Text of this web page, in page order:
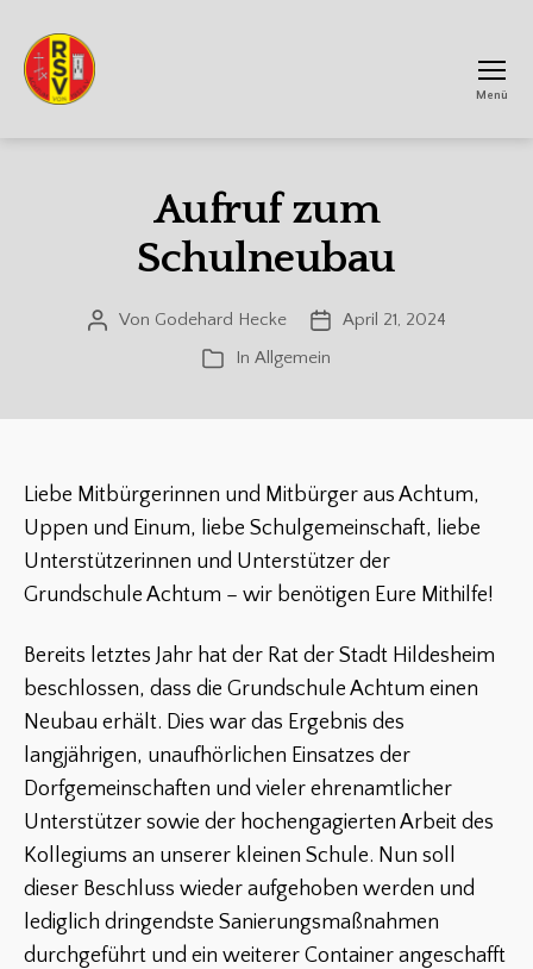
Menü
Aufruf zum
Schulneubau
Beitragsautor
Von Godehard Hecke Veröffentlichungsdatum
April 21, 2024
Kategorien
In Allgemein
Liebe Mitbürgerinnen und Mitbürger aus Achtum,
Uppen und Einum, liebe Schulgemeinschaft, liebe
Unterstützerinnen und Unterstützer der
Grundschule Achtum – wir benötigen Eure Mithilfe!
Bereits letztes Jahr hat der Rat der Stadt Hildesheim
beschlossen, dass die Grundschule Achtum einen
Neubau erhält. Dies war das Ergebnis des
langjährigen, unaufhörlichen Einsatzes der
Dorfgemeinschaften und vieler ehrenamtlicher
Unterstützer sowie der hochengagierten Arbeit des
Kollegiums an unserer kleinen Schule. Nun soll
dieser Beschluss wieder aufgehoben werden und
lediglich dringendste Sanierungsmaßnahmen
durchgeführt und ein weiterer Container angeschafft